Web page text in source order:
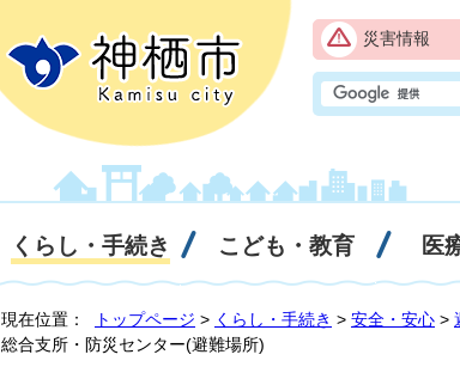
災害情報
くらし・手続き こども・教育 医
現在位置： トップページ > くらし・手続き > 安全・安心 >
総合支所・防災センター(避難場所)